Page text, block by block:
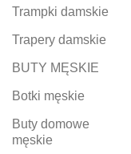
Trampki damskie
Trapery damskie
BUTY MĘSKIE
Botki męskie
Buty domowe
męskie